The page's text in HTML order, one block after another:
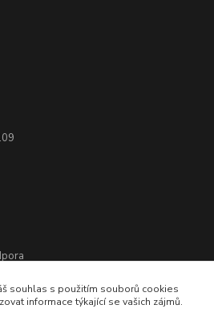
souhlas s použitím souborů cookies
informace týkající se vašich zájmů.